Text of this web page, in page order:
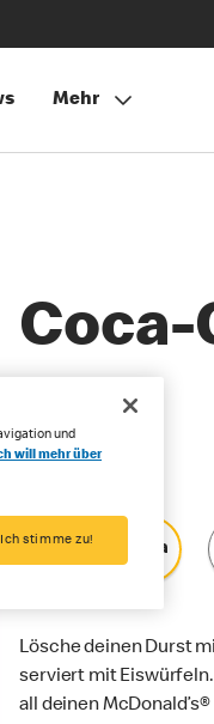
Mehr
Min Sma
Lösche deinen Durst
serviert mit
all deinen
und
will mehr über
Ich stimme zu!